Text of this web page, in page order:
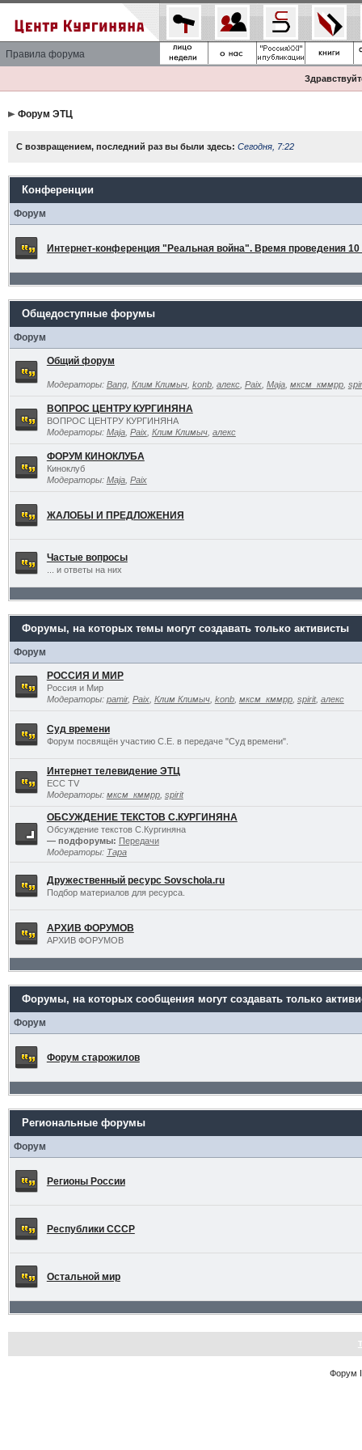
Правила форума
Форум ЭТЦ
С возвращением, последний раз вы были здесь: Сегодня, 7:22
Конференции
Форум
Интернет-конференция "Реальная война". Время проведения 10
Общедоступные форумы
Форум
Общий форум
Модераторы: Bang, Клим Климыч, konb, алекс, Paix, Maja, мксм_кммрр,
ВОПРОС ЦЕНТРУ КУРГИНЯНА
ВОПРОС ЦЕНТРУ КУРГИНЯНА
Модераторы: Maja, Paix, Клим Климыч, алекс
ФОРУМ КИНОКЛУБА
Киноклуб
Модераторы: Maja, Paix
ЖАЛОБЫ И ПРЕДЛОЖЕНИЯ
Частые вопросы
... и ответы на них
Форумы, на которых темы могут создавать только активисты
Форум
РОССИЯ И МИР
Россия и Мир
Модераторы: pamir, Paix, Клим Климыч, konb, мксм_кммрр, spirit, алекс
Суд времени
Форум посвящён участию С.Е. в передаче "Суд времени".
Интернет телевидение ЭТЦ
ECC TV
Модераторы: мксм_кммрр, spirit
ОБСУЖДЕНИЕ ТЕКСТОВ С.КУРГИНЯНА
Обсуждение текстов С.Кургиняна
— подфорумы: Передачи
Модераторы: Тара
Дружественный ресурс Sovschola.ru
Подбор материалов для ресурса.
АРХИВ ФОРУМОВ
АРХИВ ФОРУМОВ
Форумы, на которых сообщения могут создавать только
Форум
Форум старожилов
Региональные форумы
Форум
Регионы России
Республики СССР
Остальной мир
Форум